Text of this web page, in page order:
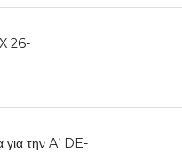
26-
για την A’ DE-